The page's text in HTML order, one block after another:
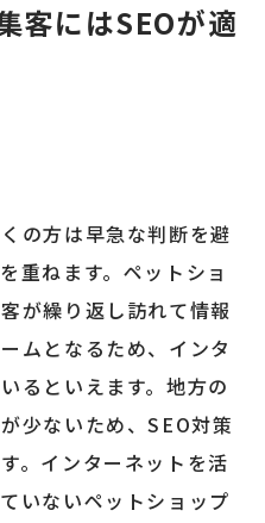
客にはSEOが適
の方は早急な判断を避
重ねます。ペットショ
が繰り返し訪れて情報
ムとなるため、インタ
るといえます。地方の
少ないため、SEO対策
。インターネットを活
いないペットショップ